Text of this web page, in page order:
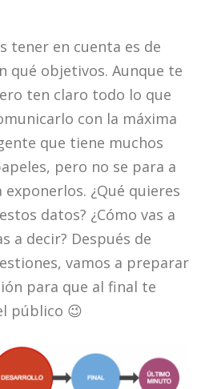
tener en cuenta es de
qué objetivos. Aunque te
ten claro todo lo que
con la máxima
que tiene muchos
pero no se para a
¿Qué quieres
datos? ¿Cómo vas a
a decir? Después de
vamos a preparar
para que al final te
público 😉